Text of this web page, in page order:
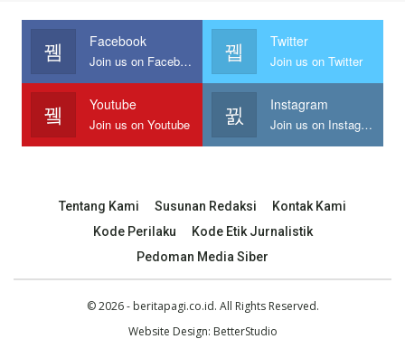
Facebook
Join us on Facebook
Twitter
Join us on Twitter
Youtube
Join us on Youtube
Instagram
Join us on Instagram
Tentang Kami Susunan Redaksi
Kontak Kami
Kode Perilaku
Kode Etik Jurnalistik
Pedoman Media Siber
© 2026 - beritapagi.co.id. All Rights Reserved.
Website Design: BetterStudio